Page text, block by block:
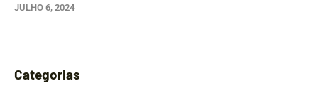
JULHO 6, 2024
Categorias